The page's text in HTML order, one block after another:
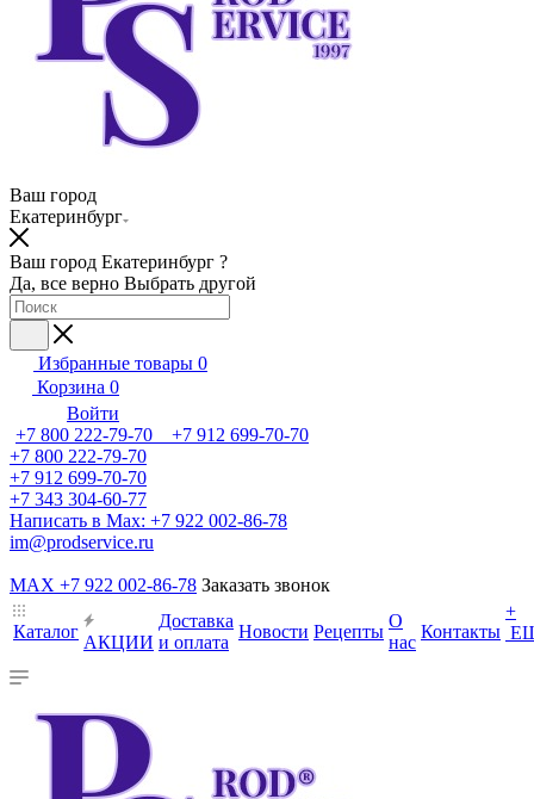
Ваш город
Екатеринбург
Ваш город Екатеринбург ?
Да, все верно Выбрать другой
Избранные товары 0
Корзина 0
Войти
+7 800 222-79-70 +7 912 699-70-70
+7 800 222-79-70
+7 912 699-70-70
+7 343 304-60-77
Написать в Max: +7 922 002-86-78
im@prodservice.ru
MAX +7 922 002-86-78 Заказать звонок
Каталог
АКЦИИ
Доставка
и оплата
Новости Рецепты
О
нас
Контакты
+